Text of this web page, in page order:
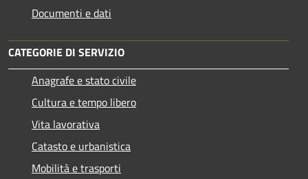
Documenti e dati
CATEGORIE DI SERVIZIO
Anagrafe e stato civile
Cultura e tempo libero
Vita lavorativa
Catasto e urbanistica
Mobilità e trasporti